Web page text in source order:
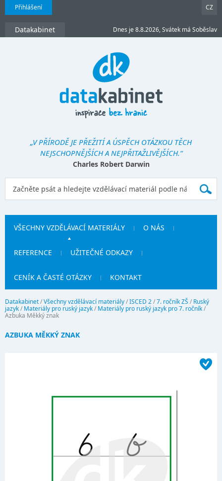
Přihlášení CZ
Datakabinet Dnes je 8.8.2026, Svátek má Soběslav
„V PŘÍRODĚ JE PŘEŽITÍ A ÚSPĚCH OTÁZKOU TĚCH
NEJSCHOPNĚJŠÍCH A NEJPŘITAŽLIVĚJŠÍCH.“
Charles Robert Darwin
VŠECHNY VZDĚLÁVACÍ MATERIÁLY O NÁS
REFERENCE UŽITEČNÉ ODKAZY
CENÍK A ČASTÉ OTÁZKY KONTAKT
Datakabinet/Všechny vzdělávací materiály/ISCED 2/7. ročník ZŠ / Ruský
jazyk/ Materiály pro ruský jazyk/ Materiály pro ruský jazyk pro 7. ročník/
Azbuka Měkký znak
AZBUKA MĚKKÝ ZNAK